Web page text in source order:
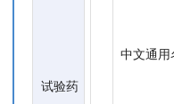
试验药
中文通用